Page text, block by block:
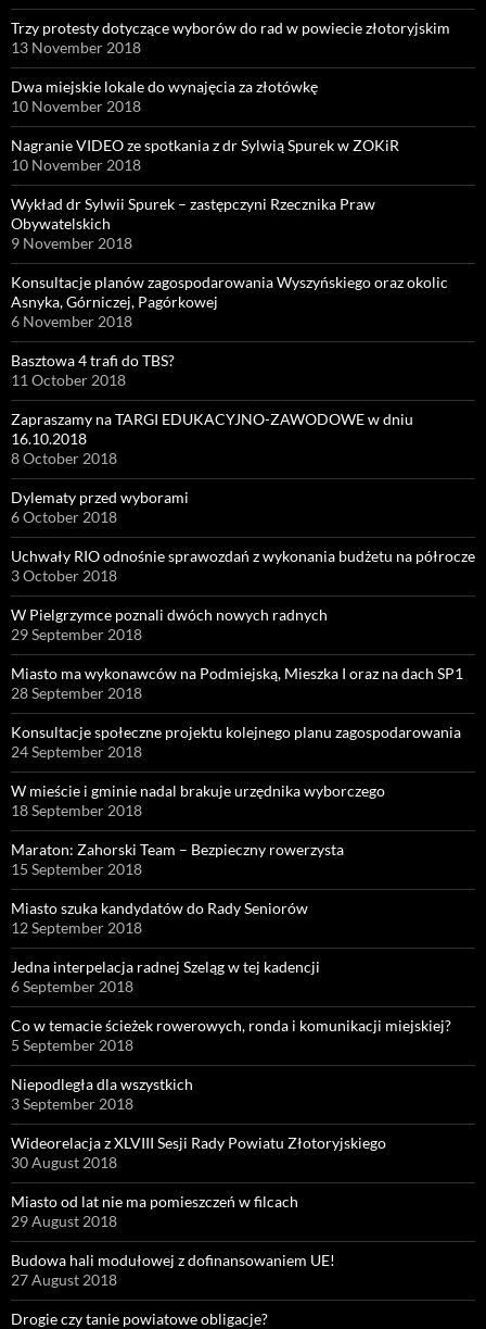
Trzy protesty dotyczące wyborów do rad w powiecie złotoryjskim
13 November 2018
Dwa miejskie lokale do wynajęcia za złotówkę
10 November 2018
Nagranie VIDEO ze spotkania z dr Sylwią Spurek w ZOKiR
10 November 2018
Wykład dr Sylwii Spurek – zastępczyni Rzecznika Praw
Obywatelskich
9 November 2018
Konsultacje planów zagospodarowania Wyszyńskiego oraz okolic
Asnyka, Górniczej, Pagórkowej
6 November 2018
Basztowa 4 trafi do TBS?
11 October 2018
Zapraszamy na TARGI EDUKACYJNO-ZAWODOWE w dniu
16.10.2018
8 October 2018
Dylematy przed wyborami
6 October 2018
Uchwały RIO odnośnie sprawozdań z wykonania budżetu na półrocze
3 October 2018
W Pielgrzymce poznali dwóch nowych radnych
29 September 2018
Miasto ma wykonawców na Podmiejską, Mieszka I oraz na dach SP1
28 September 2018
Konsultacje społeczne projektu kolejnego planu zagospodarowania
24 September 2018
W mieście i gminie nadal brakuje urzędnika wyborczego
18 September 2018
Maraton: Zahorski Team – Bezpieczny rowerzysta
15 September 2018
Miasto szuka kandydatów do Rady Seniorów
12 September 2018
Jedna interpelacja radnej Szeląg w tej kadencji
6 September 2018
Co w temacie ścieżek rowerowych, ronda i komunikacji miejskiej?
5 September 2018
Niepodległa dla wszystkich
3 September 2018
Wideorelacja z XLVIII Sesji Rady Powiatu Złotoryjskiego
30 August 2018
Miasto od lat nie ma pomieszczeń w filcach
29 August 2018
Budowa hali modułowej z dofinansowaniem UE!
27 August 2018
Drogie czy tanie powiatowe obligacje?